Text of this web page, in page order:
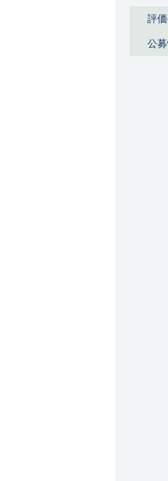
評
公